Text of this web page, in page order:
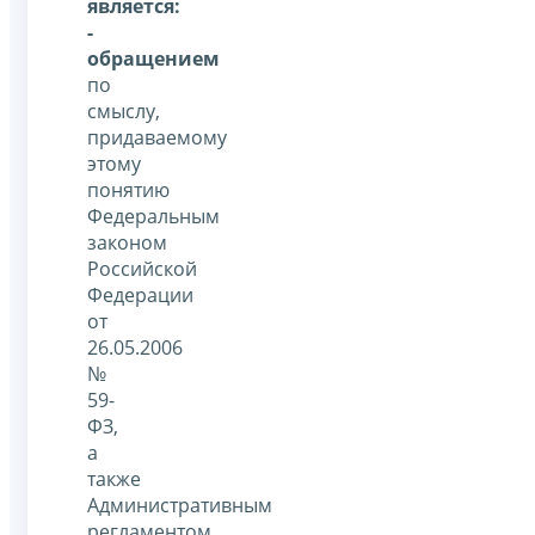
является:
-
обращением
по
смыслу,
придаваемому
этому
понятию
Федеральным
законом
Российской
Федерации
от
26.05.2006
№
59-
ФЗ,
а
также
Административным